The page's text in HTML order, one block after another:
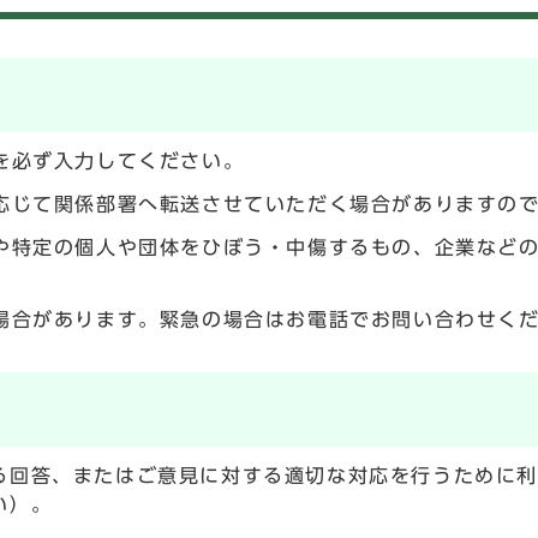
ず入力してください。
て関係部署へ転送させていただく場合がありますの
定の個人や団体をひぼう・中傷するもの、企業など
があります。緊急の場合はお電話でお問い合わせく
答、またはご意見に対する適切な対応を行うために
。